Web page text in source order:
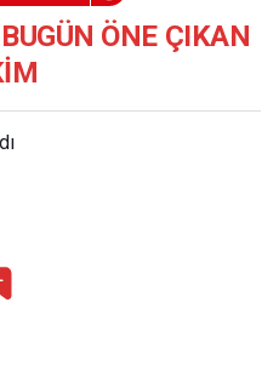
BUGÜN ÖNE
ÇIKAN
ÖNE ÇIKAN